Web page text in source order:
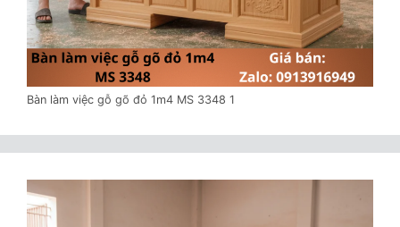
Bàn làm việc gỗ gõ đỏ 1m4 MS 3348 1